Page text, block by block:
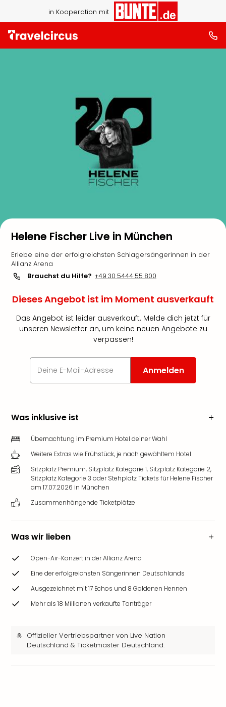
in Kooperation mit
Helene Fischer Live in München
Erlebe eine der erfolgreichsten Schlagersängerinnen in der
Allianz Arena
Brauchst du Hilfe? +49 30 5444 55 800
Dieses Angebot ist im Moment ausverkauft
Das Angebot ist leider ausverkauft. Melde dich jetzt für
unseren Newsletter an, um keine neuen Angebote zu
verpassen!
Anmelden
Was inklusive ist
Übernachtung im Premium Hotel deiner Wahl
Weitere Extras wie Frühstück, je nach gewähltem Hotel
Sitzplatz Premium, Sitzplatz Kategorie 1, Sitzplatz Kategorie 2,
Sitzplatz Kategorie 3 oder Stehplatz Tickets für Helene Fischer
am 17.07.2026 in München
Zusammenhängende Ticketplätze
Was wir lieben
Open-Air-Konzert in der Allianz Arena
Eine der erfolgreichsten Sängerinnen Deutschlands
Ausgezeichnet mit 17 Echos und 8 Goldenen Hennen
Mehr als 18 Millionen verkaufte Tonträger
Offizieller Vertriebspartner von Live Nation
Deutschland & Ticketmaster Deutschland.